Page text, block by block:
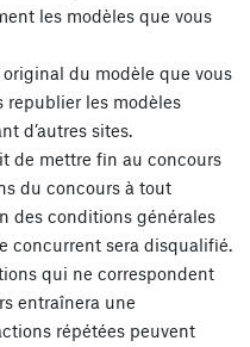
les modèles que vous
du modèle que vous
republier les modèles
d’autres sites.
de mettre fin au concours
du concours à tout
des conditions générales
concurrent sera disqualifié.
qui ne correspondent
entraînera une
répétées peuvent